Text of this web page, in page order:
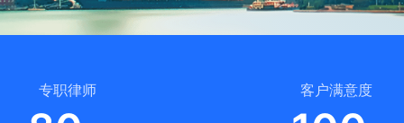
专职律师 客户满意度